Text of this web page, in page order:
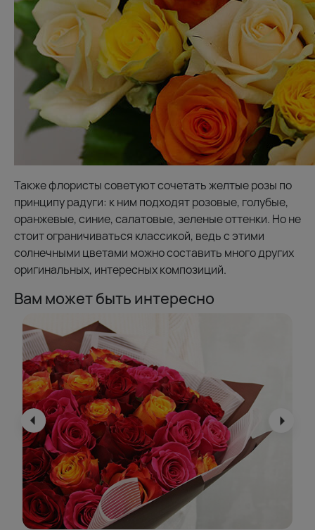
Также флористы советуют сочетать желтые розы по
принципу радуги: к ним подходят розовые, голубые,
оранжевые, синие, салатовые, зеленые оттенки. Но не
стоит ограничиваться классикой, ведь с этими
солнечными цветами можно составить много других
оригинальных, интересных композиций.
Вам может быть интересно